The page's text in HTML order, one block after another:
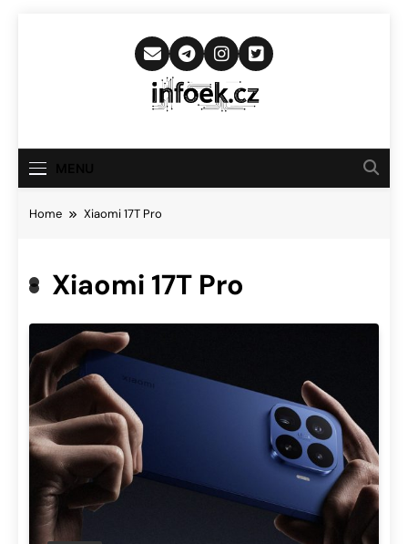
Infoek.cz
Novinkám
Home Xiaomi 17T Pro
Xiaomi 17T Pro